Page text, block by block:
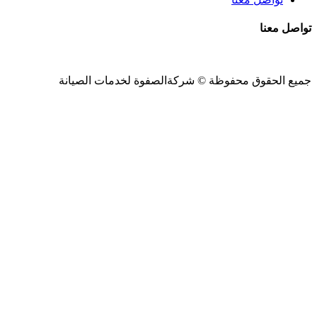
تواصل معنا
جميع الحقوق محفوظة © شركةالصفوة لخدمات الصيانة